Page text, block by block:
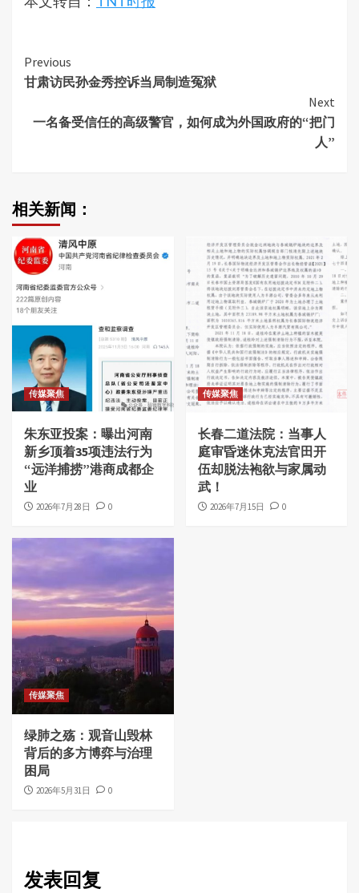
Continue
Reading
Previous
甘肃访民孙金秀控诉当局制造冤狱
Next
一名备受信任的高级警官，如何成为外国政府的“把门
人”
相关新闻：
传媒聚焦
朱东亚投案：曝出河南
新乡顶着35项违法行为
“远洋捕捞”港商成都企
业
2026年7月28日 0
传媒聚焦
长春二道法院：当事人
庭审昏迷休克法官田开
伍却脱法袍欲与家属动
武！
2026年7月15日 0
传媒聚焦
绿肺之殇：观音山毁林
背后的多方博弈与治理
困局
2026年5月31日 0
发表回复